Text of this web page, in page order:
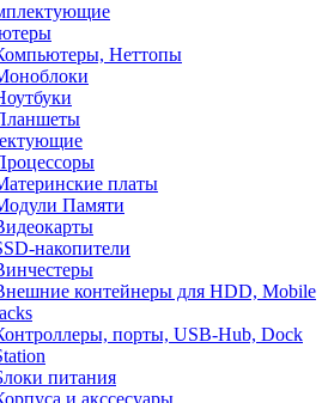
Неттопы
платы
Памяти
накопители
контейнеры для HDD, Mobile
порты, USB-Hub, Dock
питания
и акссесуары